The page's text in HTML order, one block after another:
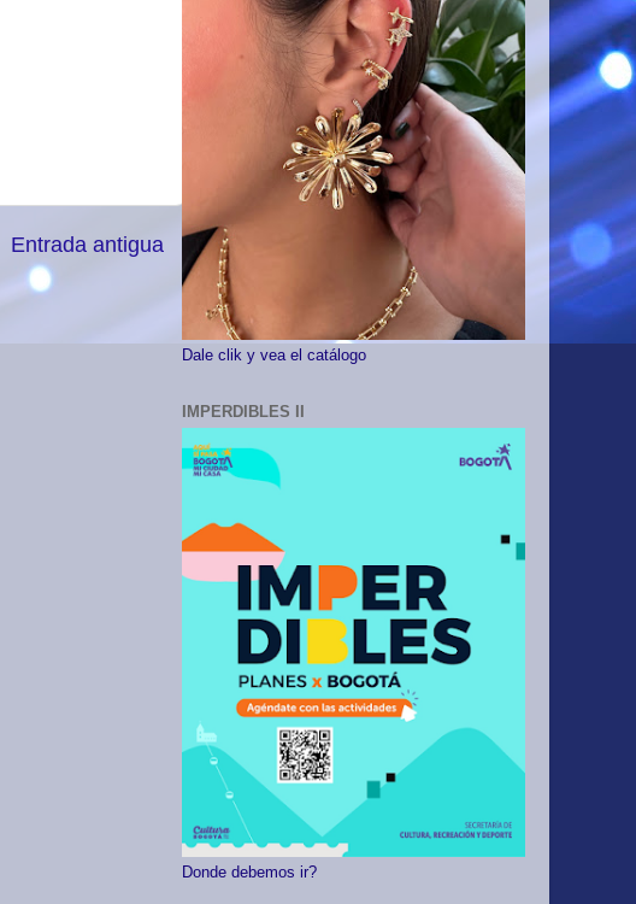
Entrada antigua
Dale clik y vea el catálogo
IMPERDIBLES II
Donde debemos ir?